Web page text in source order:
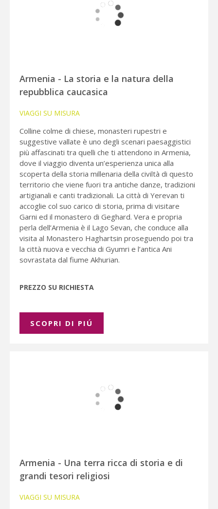
Armenia - La storia e la natura della
repubblica caucasica
VIAGGI SU MISURA
Colline colme di chiese, monasteri rupestri e
suggestive vallate è uno degli scenari paesaggistici
più affascinati tra quelli che ti attendono in Armenia,
dove il viaggio diventa un’esperienza unica alla
scoperta della storia millenaria della civiltà di questo
territorio che viene fuori tra antiche danze, tradizioni
artigianali e canti tradizionali. La città di Yerevan ti
accoglie col suo carico di storia, prima di visitare
Garni ed il monastero di Geghard. Vera e propria
perla dell’Armenia è il Lago Sevan, che conduce alla
visita al Monastero Haghartsin proseguendo poi tra
la città nuova e vecchia di Gyumri e l’antica Ani
sovrastata dal fiume Akhurian.
PREZZO SU RICHIESTA
SCOPRI DI PIÚ
Armenia - Una terra ricca di storia e di
grandi tesori religiosi
VIAGGI SU MISURA